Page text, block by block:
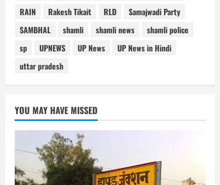
RAIN
Rakesh Tikait RLD
Samajwadi Party
SAMBHAL
shamli shamli news
shamli police
sp
UPNEWS UP News
UP News in Hindi
uttar pradesh
YOU MAY HAVE MISSED